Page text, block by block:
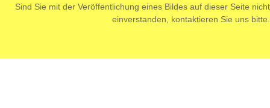
Sind Sie mit der Veröffentlichung eines Bildes auf dieser Seite nicht
einverstanden, kontaktieren Sie uns bitte.